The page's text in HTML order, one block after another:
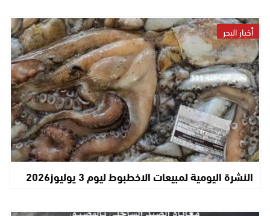
أخبار البحر
النشرة اليومية لمبيعات الاخطبوط ليوم 3 يوليوز2026